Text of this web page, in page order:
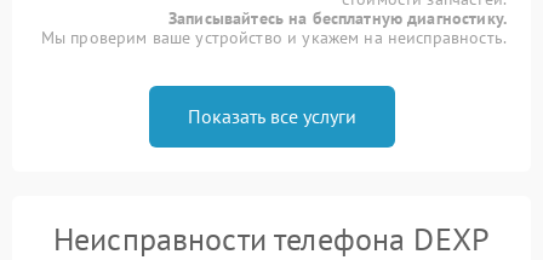
Записывайтесь на бесплатную диагностику.
Мы проверим ваше устройство и укажем на неисправность.
Показать все услуги
Неисправности телефона DEXP